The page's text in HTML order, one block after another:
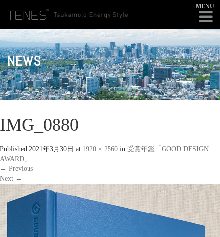
MENU
NEWS
IMG_0880
Published 2021年3月30日 at 1920 × 2560 in 受賞年鑑「GOOD DESIGN
AWARD」
← Previous
Next →